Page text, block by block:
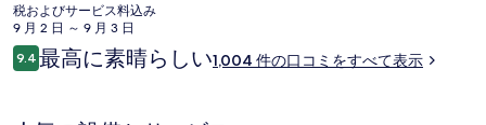
ョ
ン
の
料
金
は
税およびサービス料込み
9 月 2 日 ～ 9 月 3 日
口
コ
9.410段階中9.4
最高に素晴らしい1,004 件の口コミをすべて表示